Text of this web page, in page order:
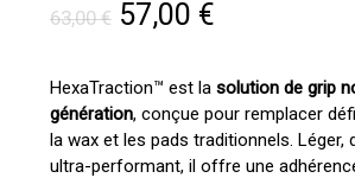
63,00€ Le
initial
était :
63,00 €.
57,00 €Le
actuel
est :
57,00 €.
HexaTraction™ est la solution de grip
génération, conçue pour remplacer
la wax et les pads traditionnels. Léger,
ultra-performant, il offre une